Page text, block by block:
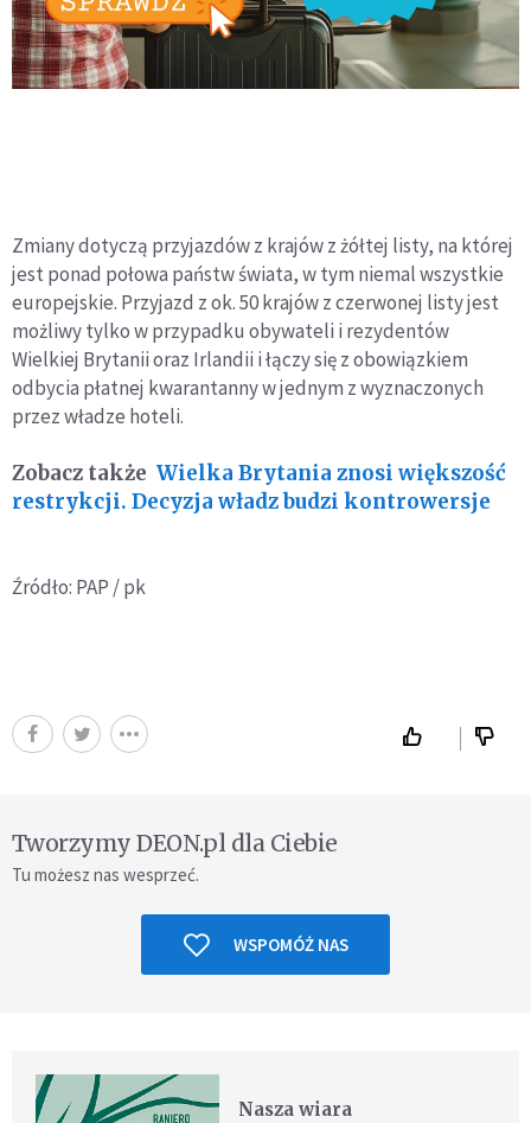
Zmiany dotyczą przyjazdów z krajów z żółtej listy, na której
jest ponad połowa państw świata, w tym niemal wszystkie
europejskie. Przyjazd z ok. 50 krajów z czerwonej listy jest
możliwy tylko w przypadku obywateli i rezydentów
Wielkiej Brytanii oraz Irlandii i łączy się z obowiązkiem
odbycia płatnej kwarantanny w jednym z wyznaczonych
przez władze hoteli.
Zobacz także Wielka Brytania znosi większość
restrykcji. Decyzja władz budzi kontrowersje
Źródło: PAP / pk
Tworzymy DEON.pl dla Ciebie
Tu możesz nas wesprzeć.
WSPOMÓŻ NAS
Nasza wiara